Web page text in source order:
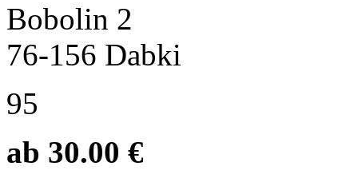
Bobolin 2
76-156 Dabki
95
ab 30.00 €